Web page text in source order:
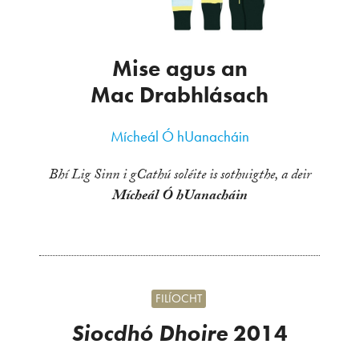
Mise agus an
Mac Drabhlásach
Mícheál Ó hUanacháin
Bhí Lig Sinn i gCathú soléite is sothuigthe, a deir
Mícheál Ó hUanacháin
Siocdhó Dhoire 2014
FILÍOCHT